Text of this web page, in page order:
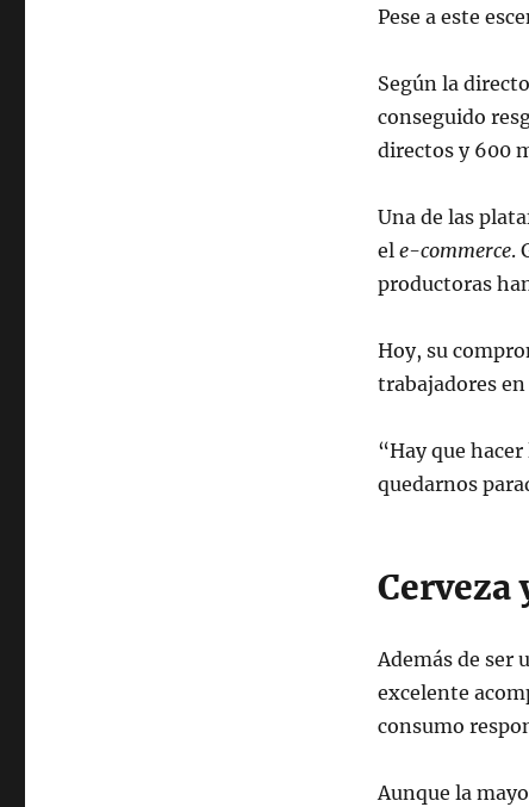
Pese a este
Según la
conseguido
directos y 600
Una de las
el e-commerce.
productoras
Hoy, su
trabajadores
“Hay que
quedarnos
Cerveza
Además de ser
excelente
consumo
Aunque la